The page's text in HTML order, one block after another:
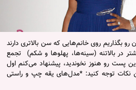
رو بگذاریم روی خانم‌‌هایی که سن بالاتری دارند
در بالاتنه (سینه‌ها، پهلوها و شکم) تجمع
پست رو هنوز نخوندید، پیشنهاد می‌کنم اول
نکات توجه کنید: *مدل‌های یقه چپ و راستی